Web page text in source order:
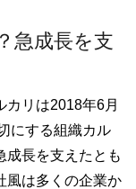
急成長を支
カリは2018年6月
にする組織カル
成長を支えたとも
風は多くの企業か